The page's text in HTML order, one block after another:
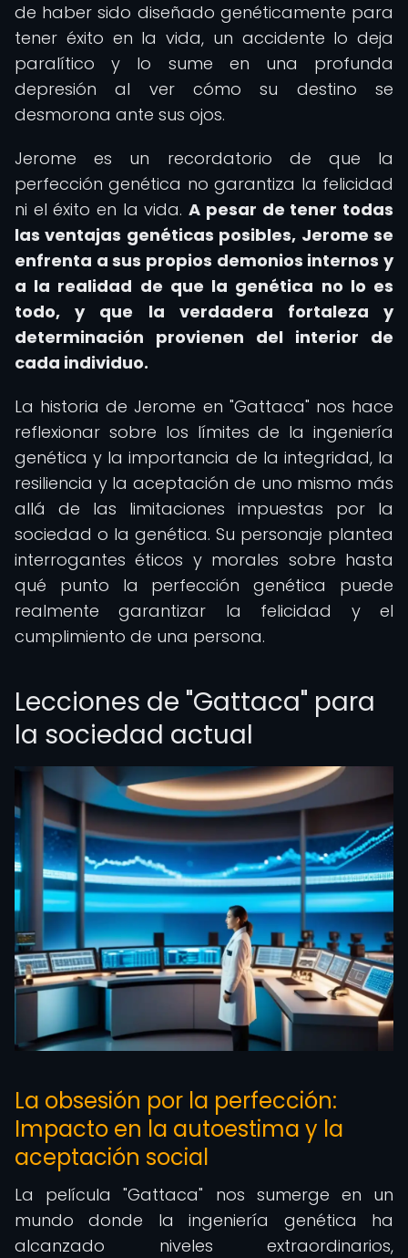
de haber sido diseñado genéticamente para
tener éxito en la vida, un accidente lo deja
paralítico y lo sume en una profunda
depresión al ver cómo su destino se
desmorona ante sus ojos.
Jerome es un recordatorio de que la
perfección genética no garantiza la felicidad
ni el éxito en la vida.A pesar de tener todas
las ventajas genéticas posibles, Jerome se
enfrenta a sus propios demonios internos y
a la realidad de que la genética no lo es
todo, y que la verdadera fortaleza y
determinación provienen del interior de
cada individuo.
La historia de Jerome en "Gattaca" nos hace
reflexionar sobre los límites de la ingeniería
genética y la importancia de la integridad, la
resiliencia y la aceptación de uno mismo más
allá de las limitaciones impuestas por la
sociedad o la genética. Su personaje plantea
interrogantes éticos y morales sobre hasta
qué punto la perfección genética puede
realmente garantizar la felicidad y el
cumplimiento de una persona.
Lecciones de "Gattaca" para
la sociedad actual
La obsesión por la perfección:
Impacto en la autoestima y la
aceptación social
La película "Gattaca" nos sumerge en un
mundo donde la ingeniería genética ha
alcanzado niveles extraordinarios,